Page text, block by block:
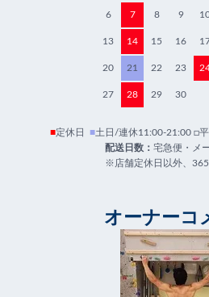
6 7 8 9
13 14 15 16
20 21 22 23
27 28 29 30
■定休日 ■土日/連休11:00-21:00 □
配送日数： 宅急便・メ
※店舗定休日以外、
オーナーコ